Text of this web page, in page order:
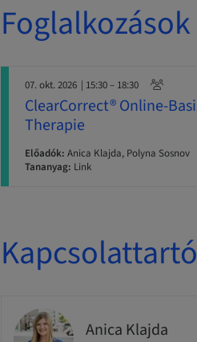
Foglalkozások
07. okt. 2026 | 15:30 – 18:30
ClearCorrect® Online-
Therapie
Előadók: Anica Klajda, Polyna Sosnov
Tananyag: Link
Kapcsolattartó
Anica Klajda